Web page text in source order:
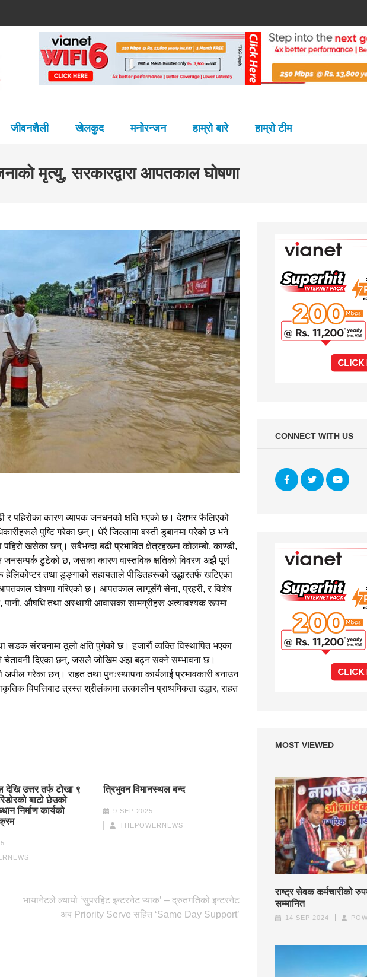
गुरुङ
जीवनशैली खेलकुद मनोरन्जन हाम्रो बारे हाम्रो टीम
मृत्यु, सरकारद्वारा आपतकाल घोषणा
र पहिरोका कारण व्यापक जनधनको क्षति भएको छ। देशभर फैलिएको
पुष्टि गरेका छन्। धेरै जिल्लामा बस्ती डुबानमा परेको छ भने
खसेका छन्। सबैभन्दा बढी प्रभावित क्षेत्रहरूमा कोलम्बो, काण्डी,
जनसम्पर्क टुटेको छ, जसका कारण वास्तविक क्षतिको विवरण अझै पूर्ण
तथा डुङ्गाको सहायताले पीडितहरूको उद्धारतर्फ खटिएका
आपतकाल घोषणा गरिएको छ। आपतकाल लागूसँगै सेना, प्रहरी, र विशेष
पानी, औषधि तथा अस्थायी आवासका सामग्रीहरू अत्यावश्यक रूपमा
सडक संरचनामा ठूलो क्षति पुगेको छ। हजारौं व्यक्ति विस्थापित भएका
चेतावनी दिएका छन्, जसले जोखिम अझ बढ्न सक्ने सम्भावना छ।
गरेका छन्। राहत तथा पुनःस्थापना कार्यलाई प्रभावकारी बनाउन
विपत्तिबाट त्रस्त श्रीलंकामा तत्कालीन प्राथमिकता उद्धार, राहत
देखि उत्तर तर्फ टोखा ९
बाटो छेउको
निर्माण कार्यको
त्रिभुवन विमानस्थल बन्द
9 SEP 2025
THEPOWERNEWS
भायानेटले ल्यायो ‘सुपरहिट इन्टरनेट प्याक’ – द्रुतगतिको इन्टरनेट
अब Priority Serve सहित ‘Same Day Support’
CONNECT WITH US
MOST VIEWED
राष्ट्र सेवक कर्मचारीको
सम्मानित
14 SEP 2024